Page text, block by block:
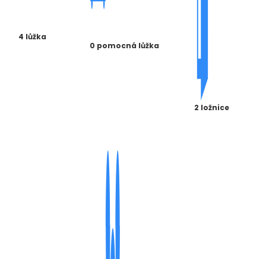
4 lůžka
0 pomocná lůžka
2 ložnice